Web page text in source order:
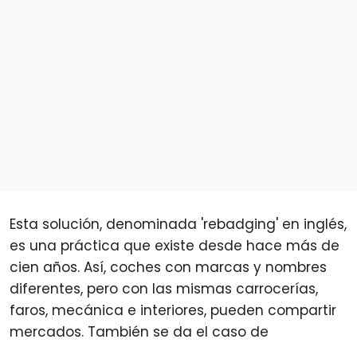
Esta solución, denominada 'rebadging' en inglés,
es una práctica que existe desde hace más de
cien años. Así, coches con marcas y nombres
diferentes, pero con las mismas carrocerías,
faros, mecánica e interiores, pueden compartir
mercados. También se da el caso de